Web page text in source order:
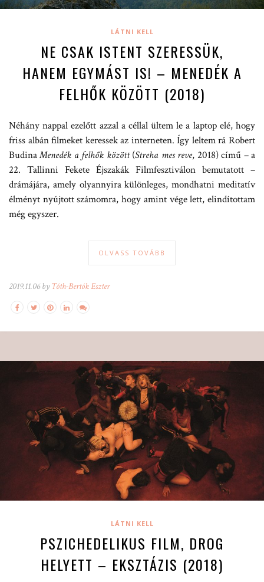
LÁTNI KELL
NE CSAK ISTENT SZERESSÜK,
HANEM EGYMÁST IS! – MENEDÉK A
FELHŐK KÖZÖTT (2018)
Néhány nappal ezelőtt azzal a céllal ültem le a laptop elé, hogy
friss albán filmeket keressek az interneten. Így leltem rá Robert
BudinaMenedék a felhők között(Streha mes reve, 2018) című – a
22. Tallinni Fekete Éjszakák Filmfesztiválon bemutatott –
drámájára, amely olyannyira különleges, mondhatni meditatív
élményt nyújtott számomra, hogy amint vége lett, elindítottam
még egyszer.
OLVASS TOVÁBB
2019.11.06 by Tóth-Bertók Eszter
LÁTNI KELL
PSZICHEDELIKUS FILM, DROG
HELYETT – EKSZTÁZIS (2018)